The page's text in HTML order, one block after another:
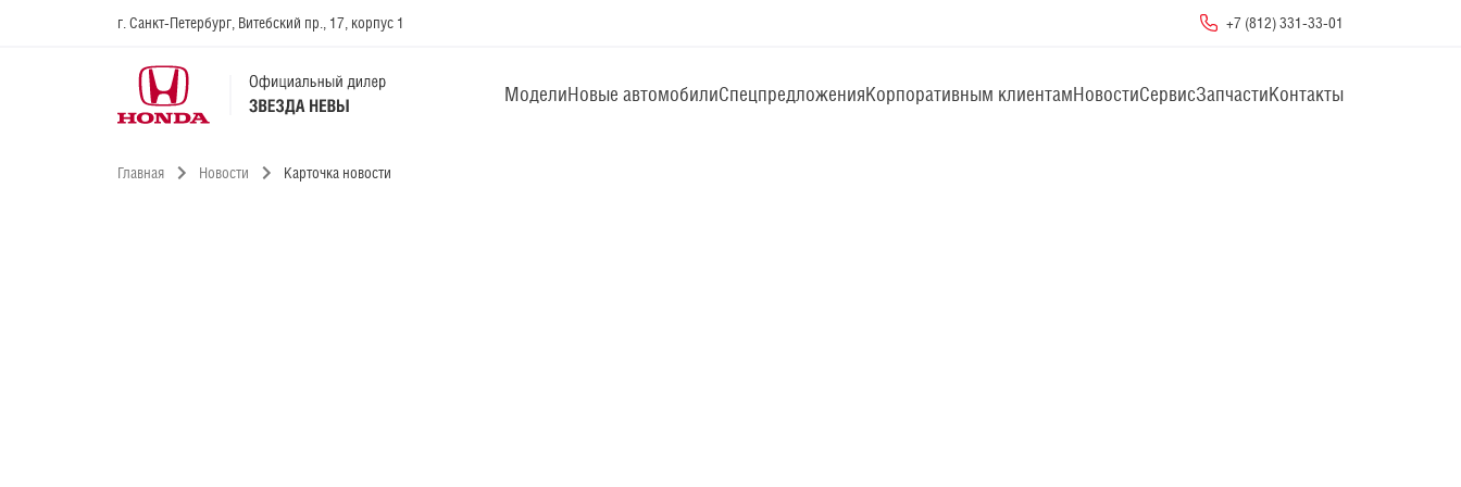
г. Санкт-Петербург, Витебский пр., 17, корпус 1 +7 (812) 331-33-01
МоделиНовые автомобилиСпецпредложенияКорпоративным клиентамНовостиСервисЗапчастиКонтакты
Главная Новости Карточка новости